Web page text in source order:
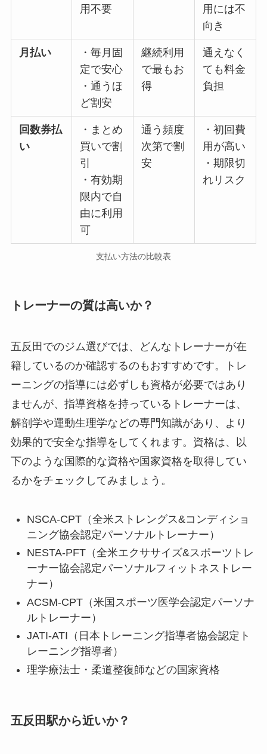
用不要
用には不
向き
月払い
・毎月固
定で安心
・通うほ
ど割安
継続利用
で最もお
得
通えなく
ても料金
負担
回数券払
い
・まとめ
買いで割
引
・有効期
限内で自
由に利用
可
通う頻度
次第で割
安
・初回費
用が高い
・期限切
れリスク
支払い方法の比較表
トレーナーの質は高いか？
五反田でのジム選びでは、どんなトレーナーが在
籍しているのか確認するのもおすすめです。トレ
ーニングの指導には必ずしも資格が必要ではあり
ませんが、指導資格を持っているトレーナーは、
解剖学や運動生理学などの専門知識があり、より
効果的で安全な指導をしてくれます。資格は、以
下のような国際的な資格や国家資格を取得してい
るかをチェックしてみましょう。
NSCA-CPT（全米ストレングス&コンディショ
ニング協会認定パーソナルトレーナー）
NESTA-PFT（全米エクササイズ&スポーツトレ
ーナー協会認定パーソナルフィットネストレー
ナー）
ACSM-CPT（米国スポーツ医学会認定パーソナ
ルトレーナー）
JATI-ATI（日本トレーニング指導者協会認定ト
レーニング指導者）
理学療法士・柔道整復師などの国家資格
五反田駅から近いか？